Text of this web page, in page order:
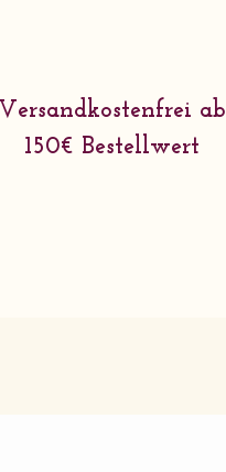
Versandkostenfrei ab
150€ Bestellwert